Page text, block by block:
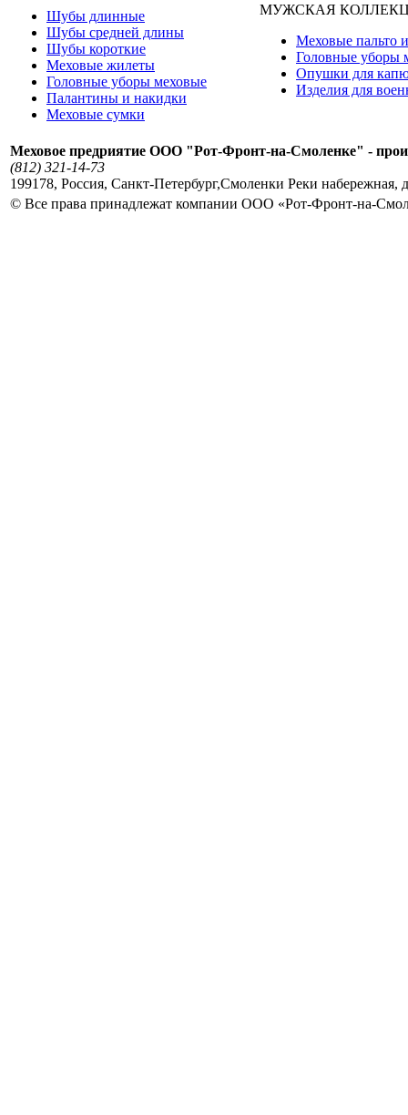
Шубы длинные
Шубы средней длины
Шубы короткие
Меховые жилеты
Головные уборы меховые
Палантины и накидки
Меховые сумки
МУЖСКАЯ
Меховые пальто
Головные уборы
Опушки для
Изделия для
Меховое предриятие ООО "Рот-Фронт-на-Смоленке" -
(812) 321-14-73
199178, Россия, Санкт-Петербург,Смоленки Реки набережная,
© Все права принадлежат компании ООО «Рот-Фронт-на-